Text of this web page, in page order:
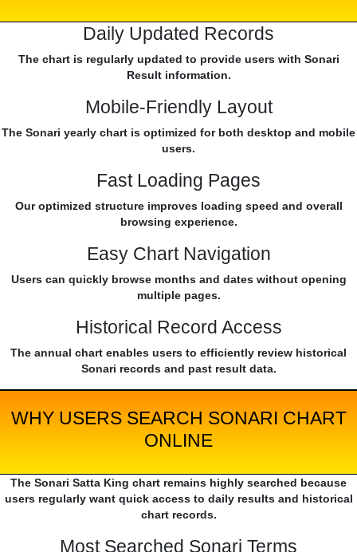
Daily Updated Records
The chart is regularly updated to provide users with Sonari
Result information.
Mobile-Friendly Layout
The Sonari yearly chart is optimized for both desktop and mobile
users.
Fast Loading Pages
Our optimized structure improves loading speed and overall
browsing experience.
Easy Chart Navigation
Users can quickly browse months and dates without opening
multiple pages.
Historical Record Access
The annual chart enables users to efficiently review historical
Sonari records and past result data.
WHY USERS SEARCH SONARI CHART
ONLINE
The Sonari Satta King chart remains highly searched because
users regularly want quick access to daily results and historical
chart records.
Most Searched Sonari Terms